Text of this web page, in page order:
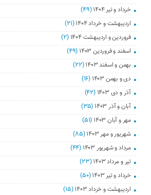
خرداد و تیر ۱۴۰۴
(۴۹)
اردیبهشت و خرداد ۱۴۰۴
(۲۱)
فروردین و اردیبهشت ۱۴۰۴
(۲)
اسفند و فروردین ۱۴۰۳
(۴۹)
بهمن و اسفند ۱۴۰۳
(۲۲)
دی و بهمن ۱۴۰۳
(۱۶)
آذر و دی ۱۴۰۳
(۴۲)
آبان و آذر ۱۴۰۳
(۳۵)
مهر و آبان ۱۴۰۳
(۵۱)
شهریور و مهر ۱۴۰۳
(۸۵)
مرداد و شهریور ۱۴۰۳
(۴۴)
تیر و مرداد ۱۴۰۳
(۲۳)
خرداد و تیر ۱۴۰۳
(۵۰)
اردیبهشت و خرداد ۱۴۰۳
(۱۵)